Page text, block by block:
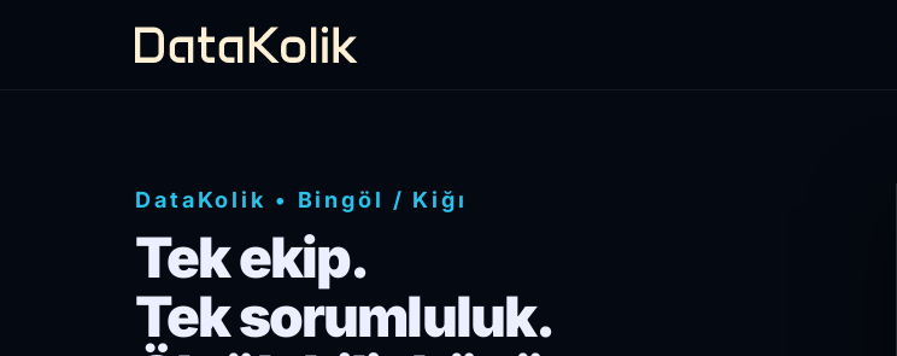
DataKolik • Bingöl / Kiğı
Tek ekip.
Tek sorumluluk.